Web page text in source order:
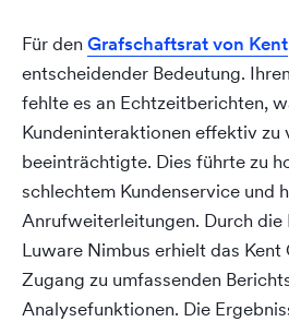
Für denGrafschaftsrat von Kent
entscheidender Bedeutung.
fehlte es an Echtzeitberichten,
Kundeninteraktionen effektiv zu
beeinträchtigte. Dies führte zu
schlechtem Kundenservice und
Anrufweiterleitungen. Durch
Luware Nimbus erhielt das
Zugang zu umfassenden
Analysefunktionen. Die